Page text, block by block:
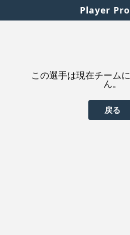
Player
この選手は現在チーム
ん。
戻る